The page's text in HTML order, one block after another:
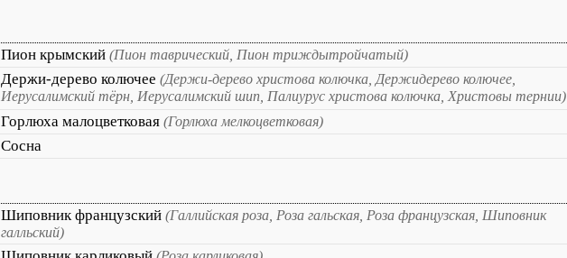
Пион крымский (Пион таврический, Пион триждытройчатый)
Держи-дерево колючее (Держи-дерево христова колючка, Держидерево колючее,
Иерусалимский тёрн, Иерусалимский шип, Палиурус христова колючка, Христовы тернии)
Горлюха малоцветковая (Горлюха мелкоцветковая)
Сосна
Шиповник французский (Галлийская роза, Роза гальская, Роза французская, Шиповник
галльский)